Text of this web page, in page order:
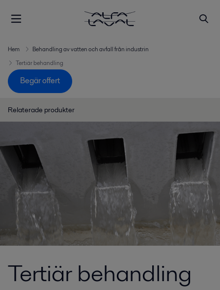
Hem
Behandling av vatten och avfall från industrin
Tertiär behandling
Begär offert
Relaterade produkter
Tertiär behandling